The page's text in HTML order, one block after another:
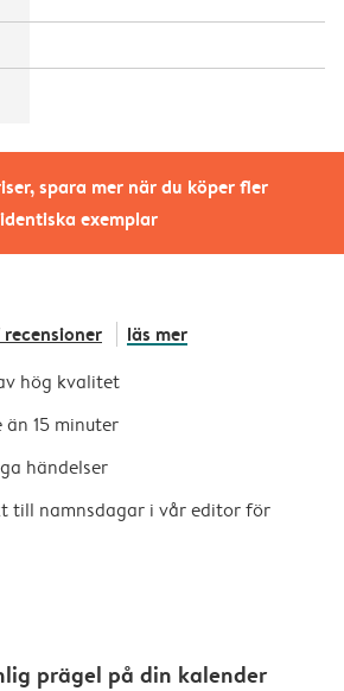
spara mer när du köper fler
identiska exemplar
läs mer
hög kvalitet
15 minuter
händelser
till namnsdagar i vår editor för
prägel på din kalender